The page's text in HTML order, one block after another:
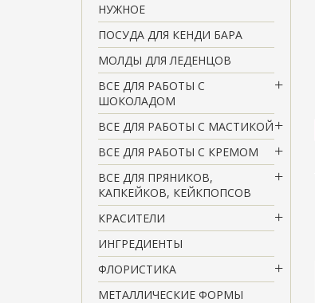
НУЖНОЕ
ПОСУДА ДЛЯ КЕНДИ БАРА
МОЛДЫ ДЛЯ ЛЕДЕНЦОВ
ВСЕ ДЛЯ РАБОТЫ С
ШОКОЛАДОМ
ВСЕ ДЛЯ РАБОТЫ С МАСТИКОЙ
ВСЕ ДЛЯ РАБОТЫ С КРЕМОМ
ВСЕ ДЛЯ ПРЯНИКОВ,
КАПКЕЙКОВ, КЕЙКПОПСОВ
КРАСИТЕЛИ
ИНГРЕДИЕНТЫ
ФЛОРИСТИКА
МЕТАЛЛИЧЕСКИЕ ФОРМЫ